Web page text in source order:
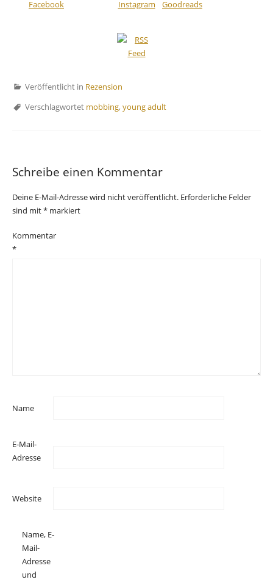
Veröffentlicht in Rezension
Verschlagwortet mobbing,young adult
Schreibe einen Kommentar
Deine E-Mail-Adresse wird nicht veröffentlicht. Erforderliche Felder
sind mit* markiert
Kommentar
*
Name
E-Mail-
Adresse
Website
Name, E-
Mail-
Adresse
und